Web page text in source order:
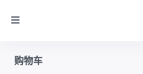
购物车